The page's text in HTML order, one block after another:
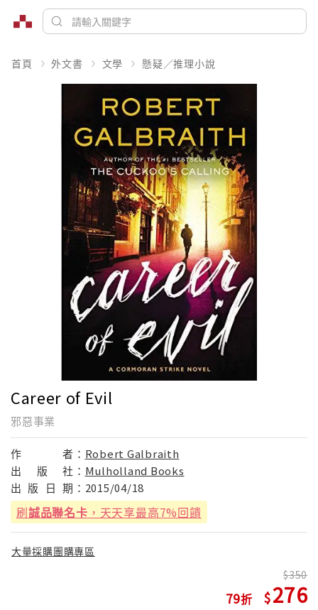
首頁 外文書 文學 懸疑／推理小說
Career of Evil
邪惡事業
作 者： Robert Galbraith
出
版 社： Mulholland Books
出 版 日 期： 2015/04/18
刷誠品聯名卡 ，天天享最高7%回饋
大量採購團購專區
79
350
276